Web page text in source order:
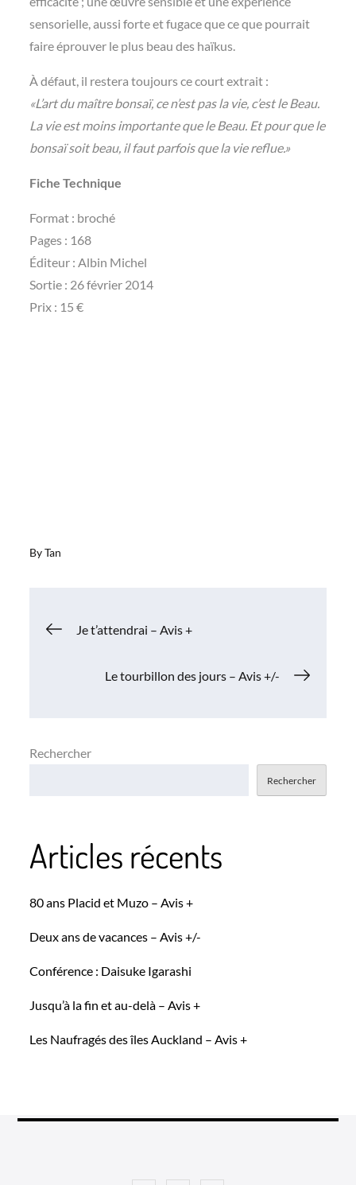
sensorielle, aussi forte et fugace que ce que pourrait
faire éprouver le plus beau des haïkus.
À défaut, il restera toujours ce court extrait :
«L’art du maître bonsaï, ce n’est pas la vie, c’est le Beau.
La vie est moins importante que le Beau. Et pour que le
bonsaï soit beau, il faut parfois que la vie reflue.»
Fiche Technique
Format : broché
Pages : 168
Éditeur : Albin Michel
Sortie : 26 février 2014
Prix : 15 €
ByTan
Navigation
Je t’attendrai – Avis +
Le tourbillon des jours – Avis +/-
Rechercher
Rechercher
Articles récents
80 ans Placid et Muzo – Avis +
Deux ans de vacances – Avis +/-
Conférence : Daisuke Igarashi
Jusqu’à la fin et au-delà – Avis +
Les Naufragés des îles Auckland – Avis +